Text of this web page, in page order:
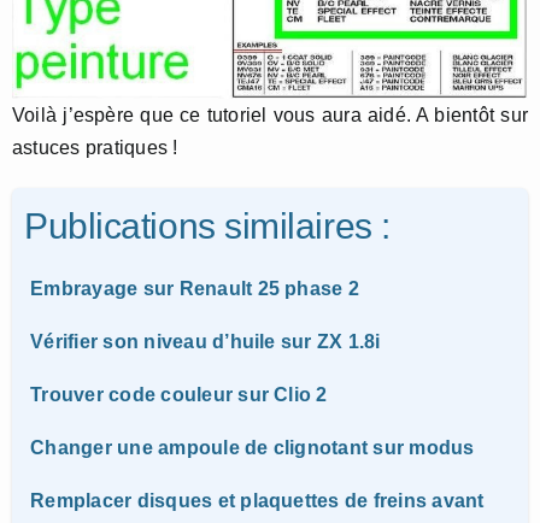
Voilà j’espère que ce tutoriel vous aura aidé. A bientôt sur
astuces pratiques !
Publications similaires :
Embrayage sur Renault 25 phase 2
Vérifier son niveau d’huile sur ZX 1.8i
Trouver code couleur sur Clio 2
Changer une ampoule de clignotant sur modus
Remplacer disques et plaquettes de freins avant